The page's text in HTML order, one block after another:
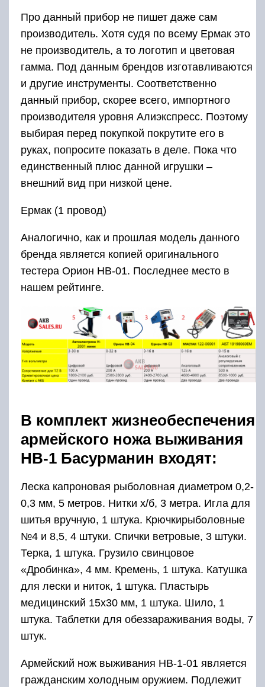
Про данный прибор не пишет даже сам
производитель. Хотя судя по всему Ермак это
не производитель, а то логотип и цветовая
гамма. Под данным брендов изготавливаются
и другие инструменты. Соответственно
данный прибор, скорее всего, импортного
производителя уровня Алиэкспресс. Поэтому
выбирая перед покупкой покрутите его в
руках, попросите показать в деле. Пока что
единственный плюс данной игрушки –
внешний вид при низкой цене.
Ермак (1 провод)
Аналогично, как и прошлая модель данного
бренда является копией оригинального
тестера Орион НВ-01. Последнее место в
нашем рейтинге.
В комплект жизнеобеспечения
армейского ножа выживания
НВ-1 Басурманин входят:
Леска капроновая рыболовная диаметром 0,2-
0,3 мм, 5 метров. Нитки х/б, 3 метра. Игла для
шитья вручную, 1 штука. Крючкирыболовные
№4 и 8,5, 4 штуки. Спички ветровые, 3 штуки.
Терка, 1 штука. Грузило свинцовое
«Дробинка», 4 мм. Кремень, 1 штука. Катушка
для лески и ниток, 1 штука. Пластырь
медицинский 15х30 мм, 1 штука. Шило, 1
штука. Таблетки для обеззараживания воды, 7
штук.
Армейский нож выживания НВ-1-01 является
гражданским холодным оружием. Подлежит